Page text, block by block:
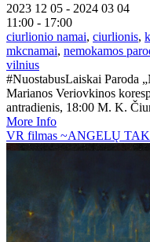
2023 12 05 - 2024 03 04
11:00 - 17:00
ciurlionio namai, ciurlionis,
mkcnamai, nemokamos
vilnius
#NuostabusLaiskai Paroda
Marianos Veriovkinos
antradienis, 18:00 M. K.
More Info
VR filmas ~ANGELŲ